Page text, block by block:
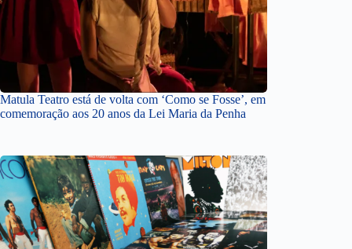
Matula Teatro está de volta com ‘Como se Fosse’, em
comemoração aos 20 anos da Lei Maria da Penha